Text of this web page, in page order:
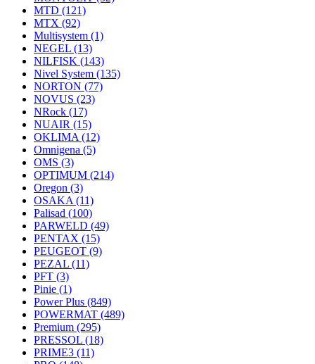
MTD (121)
MTX (92)
Multisystem (1)
NEGEL (13)
NILFISK (143)
Nivel System (135)
NORTON (77)
NOVUS (23)
NRock (17)
NUAIR (15)
OKLIMA (12)
Omnigena (5)
OMS (3)
OPTIMUM (214)
Oregon (3)
OSAKA (11)
Palisad (100)
PARWELD (49)
PENTAX (15)
PEUGEOT (9)
PEZAL (11)
PFT (3)
Pinie (1)
Power Plus (849)
POWERMAT (489)
Premium (295)
PRESSOL (18)
PRIME3 (11)